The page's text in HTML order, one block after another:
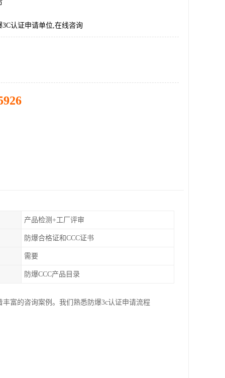
3C认证申请单位,在线咨询
产品检测+工厂评审
防爆合格证和CCC证书
需要
防爆CCC产品目录
富的咨询案例。我们熟悉防爆3c认证申请流程